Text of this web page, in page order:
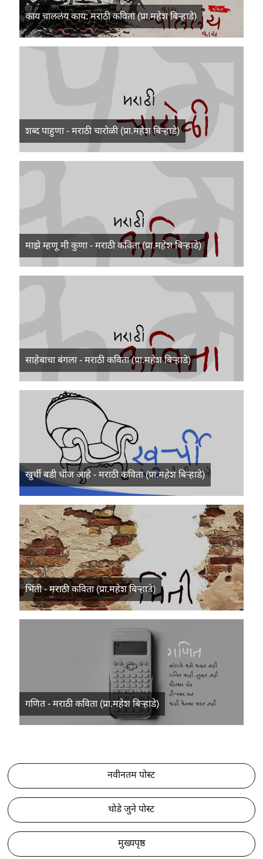
काय चाललंय काय: मराठी कविता (प्रा.महेश बिऱ्हाडे)
शब्द पाहुणा - मराठी चारोळी (प्रा.महेश बिऱ्हाडे)
माझे म्हणू मी कुणा - मराठी कविता (प्रा.महेश बिऱ्हाडे)
साहेबाचा बंगला - मराठी कविता (प्रा.महेश बिऱ्हाडे)
खुर्ची बडी चीज आहे - मराठी कविता (प्रा.महेश बिऱ्हाडे)
भिंती - मराठी कविता (प्रा.महेश बिऱ्हाडे)
गणित - मराठी कविता (प्रा.महेश बिऱ्हाडे)
नवीनतम पोस्ट
थोडे जुने पोस्ट
मुख्यपृष्ठ